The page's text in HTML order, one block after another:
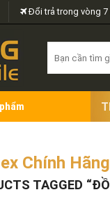
Đổi trả trong vòng 7
for:
Chính Hãng
TAGGED